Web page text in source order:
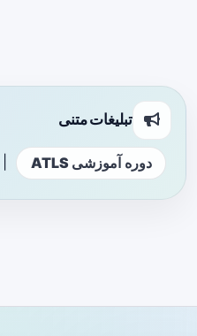
تبلیغات متنی
دوره آموزشی ATLS